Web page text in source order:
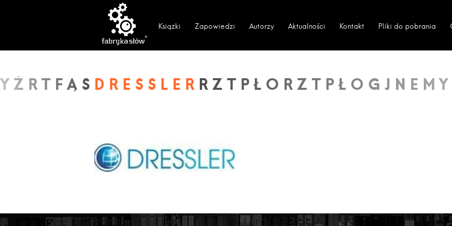
Książki Zapowiedzi Autorzy Aktualności Kontakt Pliki do pobrania
DRESSLER